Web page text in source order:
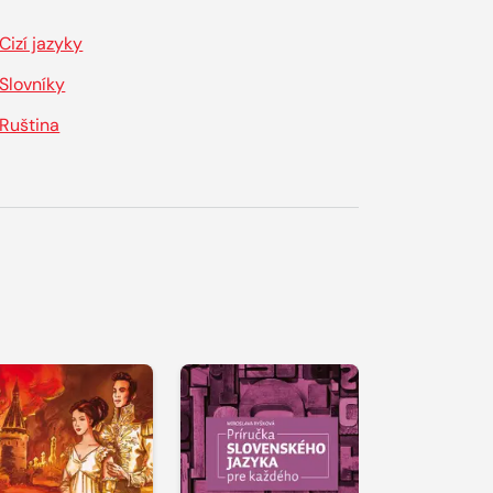
Cizí jazyky
Slovníky
Ruština